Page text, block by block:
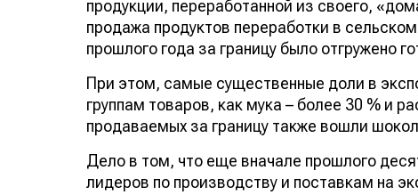
продукции, переработанной из своего,
продажа продуктов переработки в
прошлого года за границу было отгружено
При этом, самые существенные доли в
группам товаров, как мука – более 30 % и
продаваемых за границу также вошли
Дело в том, что еще вначале прошлого
лидеров по производству и поставкам на